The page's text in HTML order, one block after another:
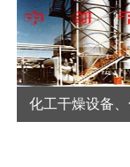
化工干燥设备